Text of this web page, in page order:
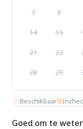
7 8
14 15
21 22
28 29
Beschikbaar
Goed om te